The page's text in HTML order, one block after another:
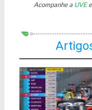
Acompanhe a UVE